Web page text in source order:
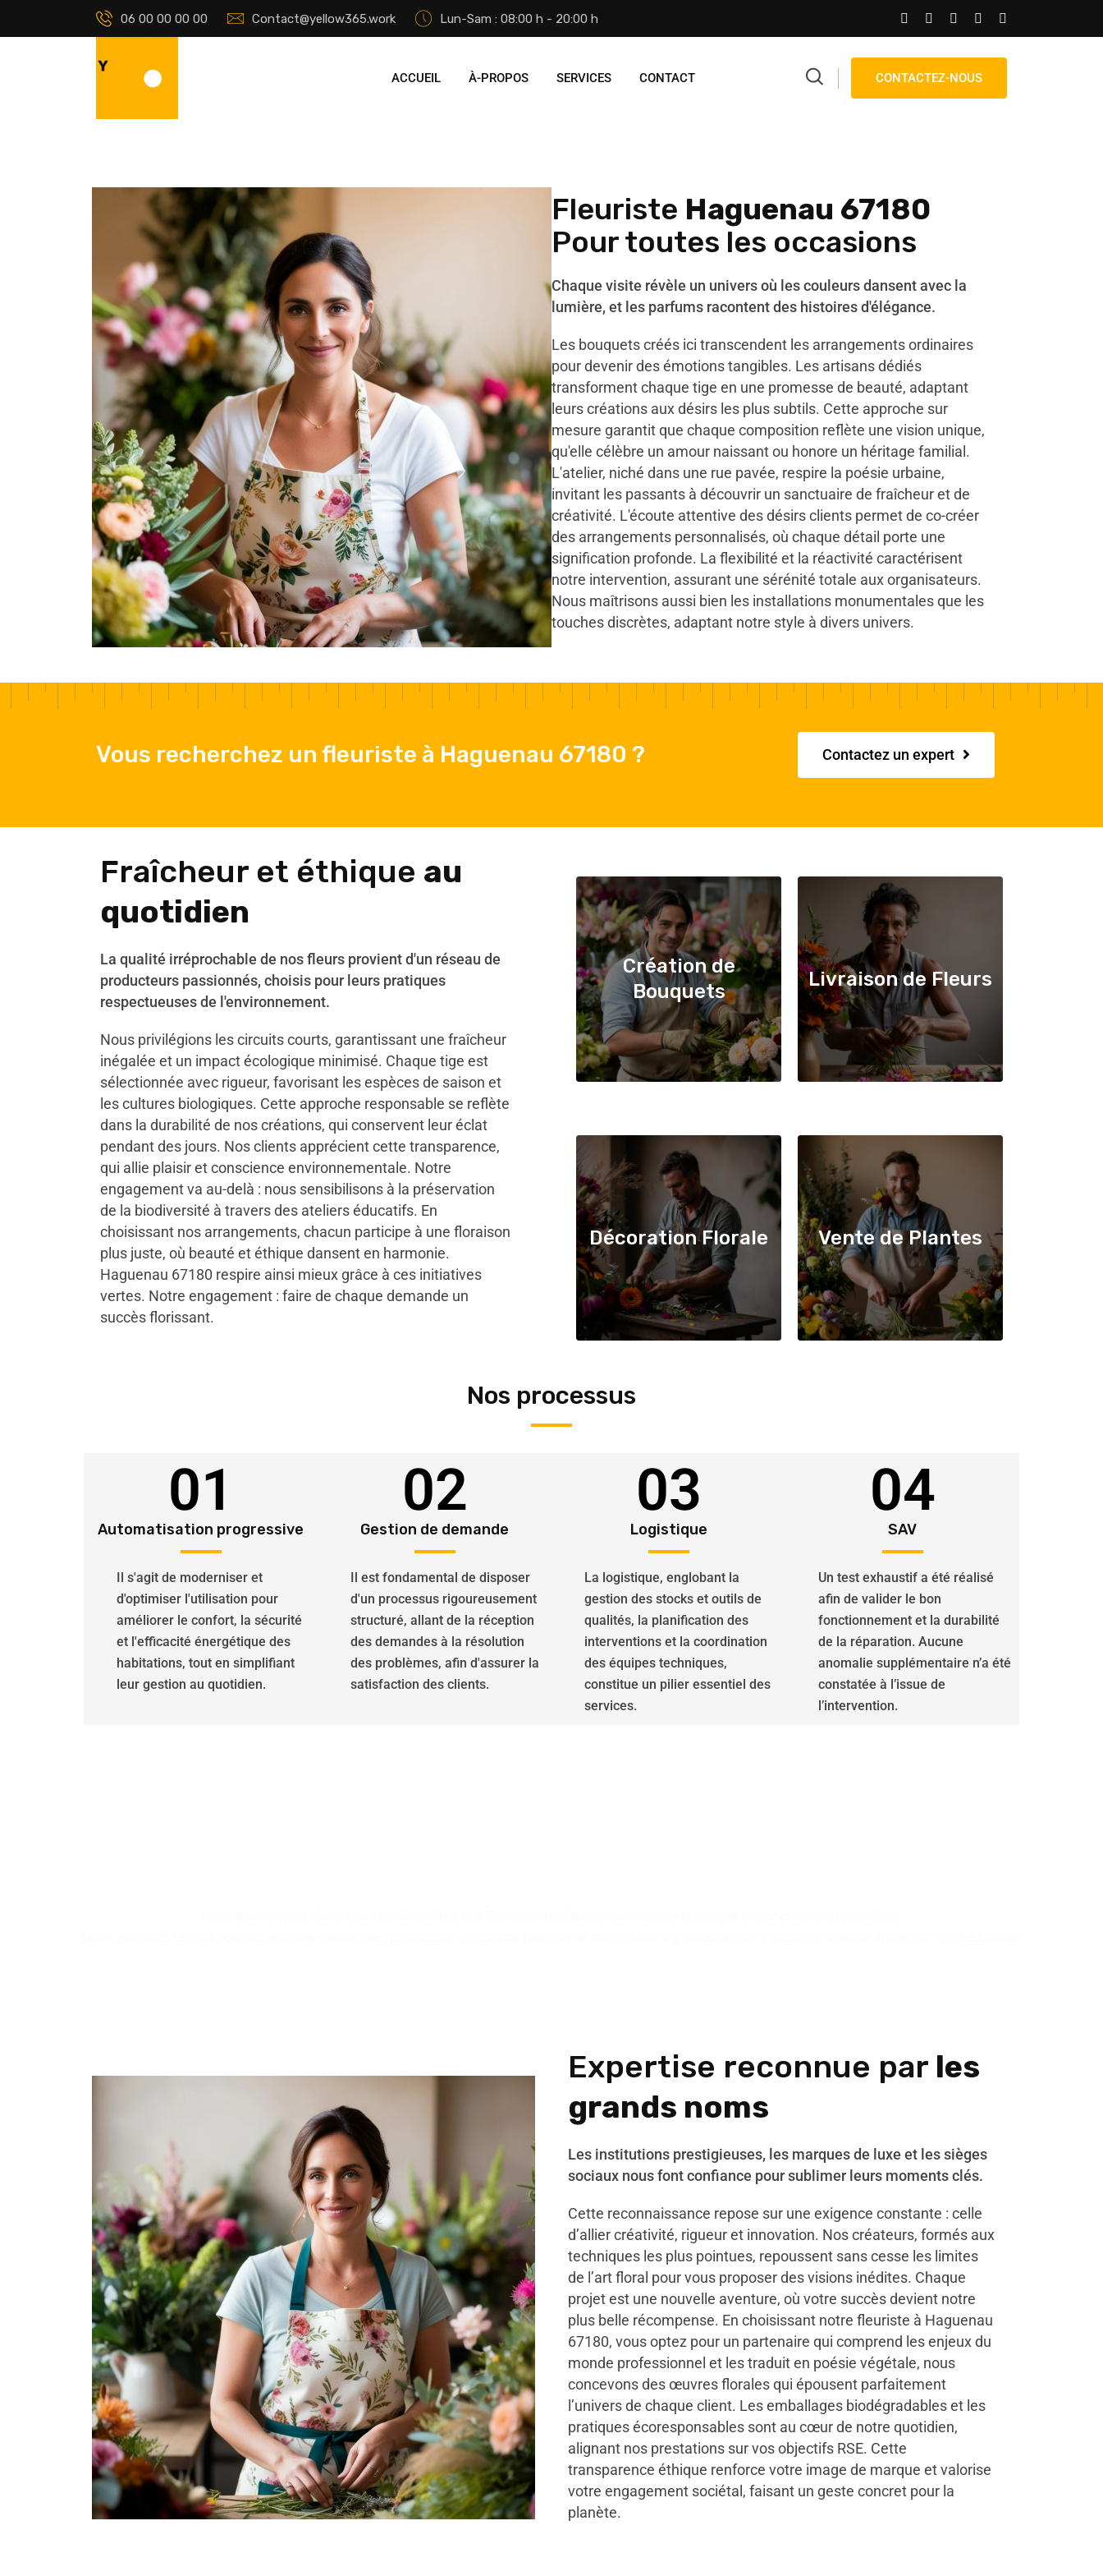
06 00 00 00 00 Contact@yellow365.work Lun-Sam : 08:00 h - 20:00 h
ACCUEIL À-PROPOS SERVICES CONTACT CONTACTEZ-NOUS
Fleuriste Haguenau 67180
Pour toutes les occasions
Chaque visite révèle un univers où les couleurs dansent avec la
lumière, et les parfums racontent des histoires d'élégance.
Les bouquets créés ici transcendent les arrangements ordinaires
pour devenir des émotions tangibles. Les artisans dédiés
transforment chaque tige en une promesse de beauté, adaptant
leurs créations aux désirs les plus subtils. Cette approche sur
mesure garantit que chaque composition reflète une vision unique,
qu'elle célèbre un amour naissant ou honore un héritage familial.
L'atelier, niché dans une rue pavée, respire la poésie urbaine,
invitant les passants à découvrir un sanctuaire de fraîcheur et de
créativité. L'écoute attentive des désirs clients permet de co-créer
des arrangements personnalisés, où chaque détail porte une
signification profonde. La flexibilité et la réactivité caractérisent
notre intervention, assurant une sérénité totale aux organisateurs.
Nous maîtrisons aussi bien les installations monumentales que les
touches discrètes, adaptant notre style à divers univers.
Vous recherchez un fleuriste à Haguenau 67180 ? Contactez un expert
Fraîcheur et éthique au
quotidien
La qualité irréprochable de nos fleurs provient d'un réseau de
producteurs passionnés, choisis pour leurs pratiques
respectueuses de l'environnement.
Nous privilégions les circuits courts, garantissant une fraîcheur
inégalée et un impact écologique minimisé. Chaque tige est
sélectionnée avec rigueur, favorisant les espèces de saison et
les cultures biologiques. Cette approche responsable se reflète
dans la durabilité de nos créations, qui conservent leur éclat
pendant des jours. Nos clients apprécient cette transparence,
qui allie plaisir et conscience environnementale. Notre
engagement va au-delà : nous sensibilisons à la préservation
de la biodiversité à travers des ateliers éducatifs. En
choisissant nos arrangements, chacun participe à une floraison
plus juste, où beauté et éthique dansent en harmonie.
Haguenau 67180 respire ainsi mieux grâce à ces initiatives
vertes. Notre engagement : faire de chaque demande un
succès florissant.
Création de
Bouquets
Livraison de Fleurs
Décoration Florale Vente de Plantes
Nos processus
01
Automatisation progressive
Il s'agit de moderniser et
d'optimiser l'utilisation pour
améliorer le confort, la sécurité
et l'efficacité énergétique des
habitations, tout en simplifiant
leur gestion au quotidien.
02
Gestion de demande
Il est fondamental de disposer
d'un processus rigoureusement
structuré, allant de la réception
des demandes à la résolution
des problèmes, afin d'assurer la
satisfaction des clients.
03
Logistique
La logistique, englobant la
gestion des stocks et outils de
qualités, la planification des
interventions et la coordination
des équipes techniques,
constitue un pilier essentiel des
services.
04
SAV
Un test exhaustif a été réalisé
afin de valider le bon
fonctionnement et la durabilité
de la réparation. Aucune
anomalie supplémentaire n’a été
constatée à l’issue de
l’intervention.
Expertise reconnue par les
grands noms
Les institutions prestigieuses, les marques de luxe et les sièges
sociaux nous font confiance pour sublimer leurs moments clés.
Cette reconnaissance repose sur une exigence constante : celle
d’allier créativité, rigueur et innovation. Nos créateurs, formés aux
techniques les plus pointues, repoussent sans cesse les limites
de l’art floral pour vous proposer des visions inédites. Chaque
projet est une nouvelle aventure, où votre succès devient notre
plus belle récompense. En choisissant notre fleuriste à Haguenau
67180, vous optez pour un partenaire qui comprend les enjeux du
monde professionnel et les traduit en poésie végétale, nous
concevons des œuvres florales qui épousent parfaitement
l’univers de chaque client. Les emballages biodégradables et les
pratiques écoresponsables sont au cœur de notre quotidien,
alignant nos prestations sur vos objectifs RSE. Cette
transparence éthique renforce votre image de marque et valorise
votre engagement sociétal, faisant un geste concret pour la
planète.